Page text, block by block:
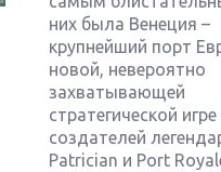
них была Венеция –
крупнейший порт
новой, невероятно
захватывающей
стратегической
создателей
Patrician и Port